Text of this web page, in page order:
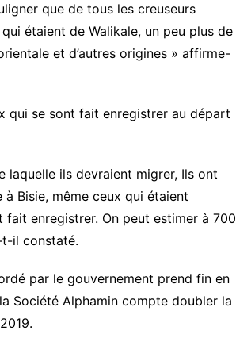
que de tous les creuseurs
étaient de Walikale, un peu plus de
et d’autres origines » affirme-
qui se sont fait enregistrer au départ
laquelle ils devraient migrer, Ils ont
Bisie, même ceux qui étaient
fait enregistrer. On peut estimer à 700
t-il constaté.
par le gouvernement prend fin en
Société Alphamin compte doubler la